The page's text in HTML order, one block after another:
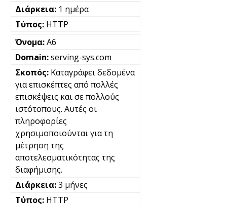
1 ημέρα
HTTP
A6
serving-sys.com
Καταγράφει δεδομένα
για επισκέπτες από πολλές
επισκέψεις και σε πολλούς
ιστότοπους. Αυτές οι
πληροφορίες
χρησιμοποιούνται για τη
μέτρηση της
αποτελεσματικότητας της
διαφήμισης.
3 μήνες
HTTP